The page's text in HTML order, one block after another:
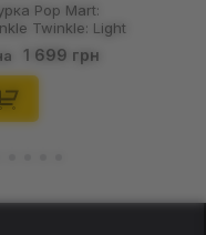
Fuggler:
Keychains:
Edition: Series 3
Box: 1 з 24),
199 грн